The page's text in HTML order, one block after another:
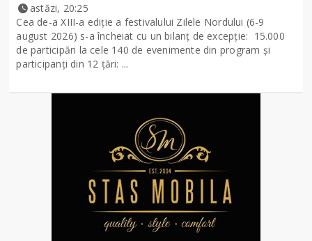
astăzi, 20:25
Cea de-a XIII-a ediție a festivalului Zilele Nordului (6-9
august 2026) s-a încheiat cu un bilanț de excepție: 15.000
de participări la cele 140 de evenimente din program și
participanți din 12 țări: ...